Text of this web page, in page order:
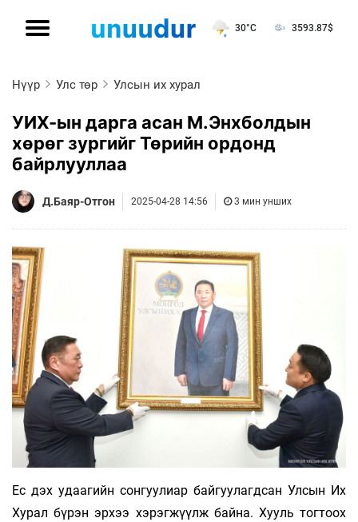
30°C 3593.87$
Нүүр Улс төр Улсын их хурал
УИХ-ын дарга асан М.Энхболдын
хөрөг зургийг Төрийн ордонд
байрлууллаа
Д.Баяр-Отгон 2025-04-28 14:56 3 мин унших
Ес дэх удаагийн сонгуулиар байгуулагдсан Улсын Их
Хурал бүрэн эрхээ хэрэгжүүлж байна. Хууль тогтоох